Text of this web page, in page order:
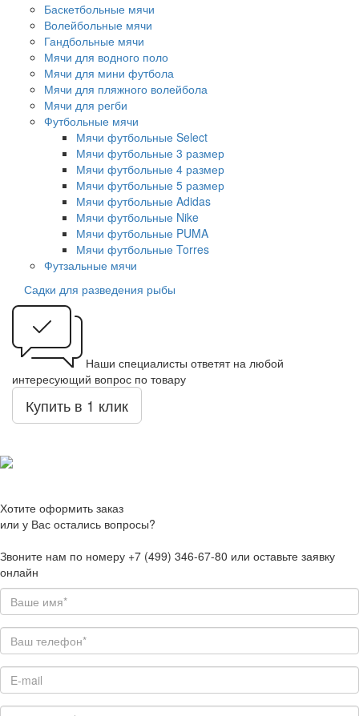
Баскетбольные мячи
Волейбольные мячи
Гандбольные мячи
Мячи для водного поло
Мячи для мини футбола
Мячи для пляжного волейбола
Мячи для регби
Футбольные мячи
Мячи футбольные Select
Мячи футбольные 3 размер
Мячи футбольные 4 размер
Мячи футбольные 5 размер
Мячи футбольные Adidas
Мячи футбольные Nike
Мячи футбольные PUMA
Мячи футбольные Torres
Футзальные мячи
Садки для разведения рыбы
Наши специалисты ответят на любой
интересующий вопрос по товару
Купить в 1 клик
Хотите оформить заказ
или у Вас остались вопросы?
Звоните нам по номеру +7 (499) 346-67-80 или оставьте заявку
онлайн